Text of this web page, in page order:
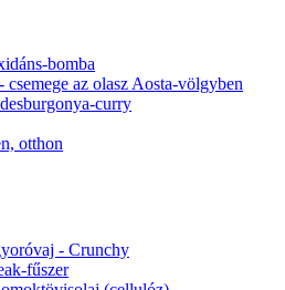
bomba
csemege az olasz Aosta-völgyben
curry
otthon
- Crunchy
fűszer